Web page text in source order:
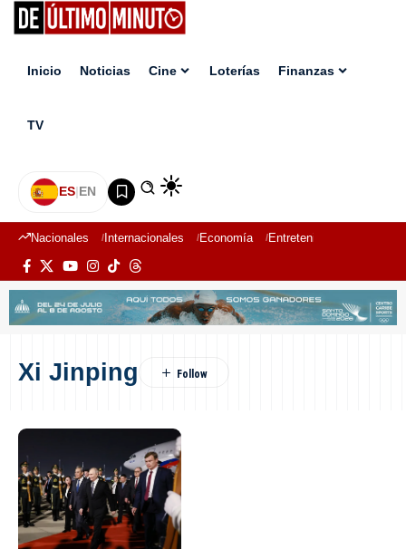
Inicio Noticias Cine Loterías Finanzas
TV
ES|EN
Nacionales Internacionales Economía Entretenimiento
Xi Jinping